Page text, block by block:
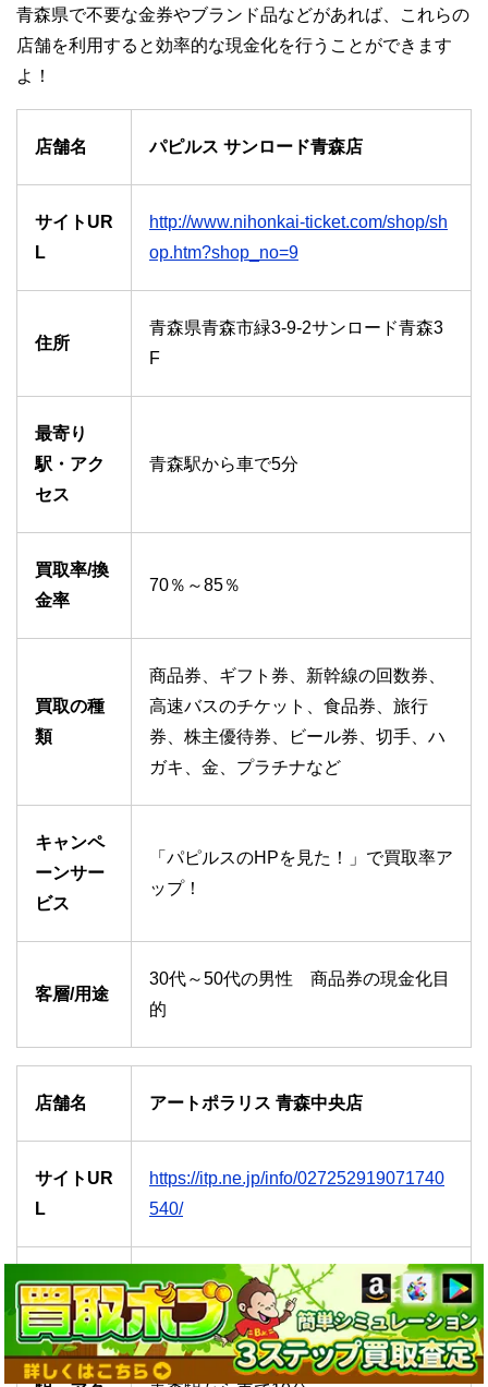
青森県で不要な金券やブランド品などがあれば、これらの
店舗を利用すると効率的な現金化を行うことができます
よ！
店舗名 パピルス サンロード青森店
サイトUR
L
http://www.nihonkai-ticket.com/shop/sh
op.htm?shop_no=9
住所
青森県青森市緑3-9-2サンロード青森3
F
最寄り
駅・アク
セス
青森駅から車で5分
買取率/換
金率
70％～85％
買取の種
類
商品券、ギフト券、新幹線の回数券、
高速バスのチケット、食品券、旅行
券、株主優待券、ビール券、切手、ハ
ガキ、金、プラチナなど
キャンペ
ーンサー
ビス
「パピルスのHPを見た！」で買取率ア
ップ！
客層/用途
30代～50代の男性 商品券の現金化目
的
店舗名 アートポラリス 青森中央店
サイトUR
L
https://itp.ne.jp/info/027252919071740
540/
住所 青森県青森市東大野1-20-5
最寄り